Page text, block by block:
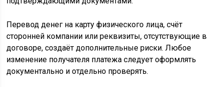
Перевод денег на карту физического лица, счёт
сторонней компании или реквизиты, отсутствующие в
договоре, создаёт дополнительные риски. Любое
изменение получателя платежа следует оформлять
документально и отдельно проверять.